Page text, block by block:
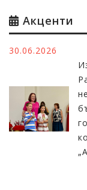
Акценти
30.06.2026